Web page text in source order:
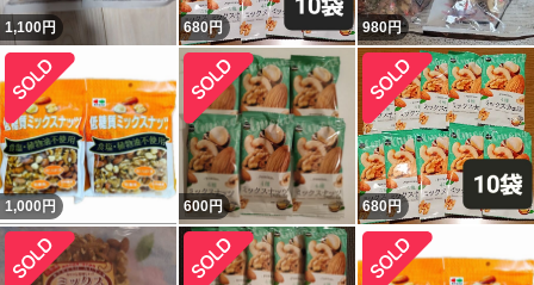
1,100円 680円 980円
1,000 円 600円 680円